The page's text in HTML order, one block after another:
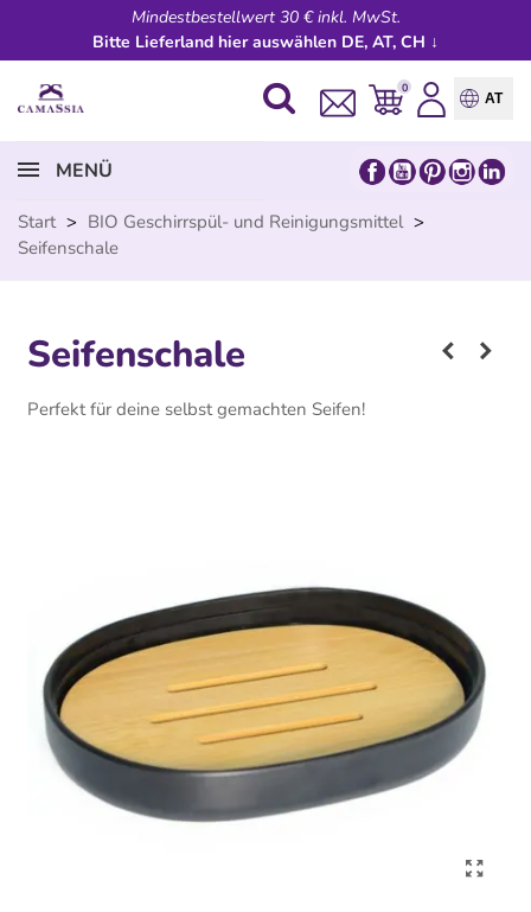
Mindestbestellwert 30 € inkl. MwSt.
Bitte Lieferland hier auswählen DE, AT, CH ↓
0
AT
MENÜ
Start > BIO Geschirrspül- und Reinigungsmittel >
Seifenschale
Seifenschale
Perfekt für deine selbst gemachten Seifen!